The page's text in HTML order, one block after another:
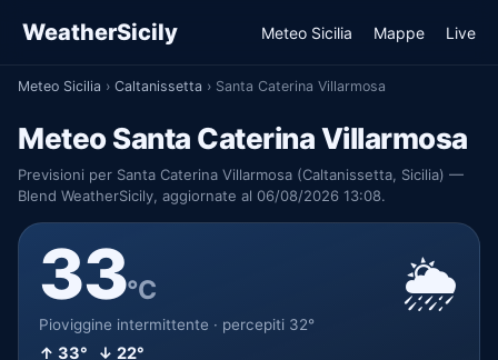
WeatherSicily Meteo Sicilia Mappe Live
Meteo Sicilia › Caltanissetta › Santa Caterina Villarmosa
Meteo Santa Caterina Villarmosa
Previsioni per Santa Caterina Villarmosa (Caltanissetta, Sicilia) —
Blend WeatherSicily, aggiornate al 06/08/2026 13:08.
33°C
Pioviggine intermittente · percepiti 32°
↑ 33° ↓ 22°
🌦️